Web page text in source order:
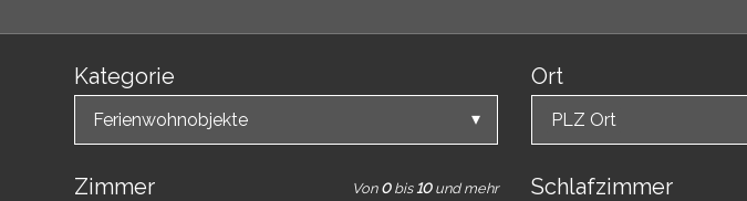
Kategorie
Ferienwohnobjekte
Ort
PLZ Ort
Zimmer Von 0 bis 10 und mehr Schlafzimmer